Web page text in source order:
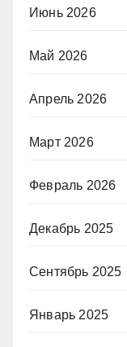
Июнь 2026
Май 2026
Апрель 2026
Март 2026
Февраль 2026
Декабрь 2025
Сентябрь 2025
Январь 2025